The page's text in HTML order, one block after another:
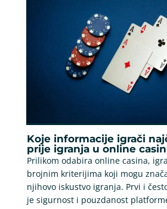
Koje informacije igrači
prije igranja u online
Prilikom odabira online casina,
brojnim kriterijima koji mogu
njihovo iskustvo igranja. Prvi i
je sigurnost i pouzdanost